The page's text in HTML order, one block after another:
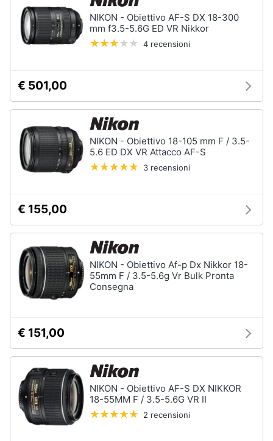
NIKON - Obiettivo AF-S DX 18-300
mm f3.5-5.6G ED VR Nikkor
4 recensioni
€ 501,00
NIKON - Obiettivo 18-105 mm F / 3.5-
5.6 ED DX VR Attacco AF-S
3 recensioni
€ 155,00
NIKON - Obiettivo Af-p Dx Nikkor 18-
55mm F / 3.5-5.6g Vr Bulk Pronta
Consegna
€ 151,00
NIKON - Obiettivo AF-S DX NIKKOR
18-55MM F / 3.5-5.6G VR II
2 recensioni